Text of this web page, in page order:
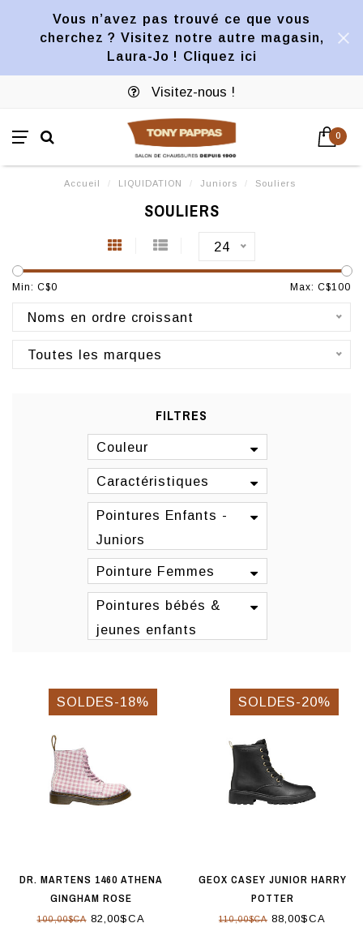
Vous n’avez pas trouvé ce que vous
cherchez ? Visitez notre autre magasin,
Laura-Jo ! Cliquez ici
Visitez-nous !
0
Accueil / LIQUIDATION / Juniors / Souliers
SOULIERS
24
Min: C$0 Max: C$100
Noms en ordre croissant
Toutes les marques
FILTRES
Couleur
Caractéristiques
Pointures Enfants -
Juniors
Pointure Femmes
Pointures bébés &
jeunes enfants
SOLDES-18%
DR. MARTENS 1460 ATHENA
GINGHAM ROSE
100,00$CA82,00$CA
SOLDES-20%
GEOX CASEY JUNIOR HARRY
POTTER
110,00$CA 88,00$CA